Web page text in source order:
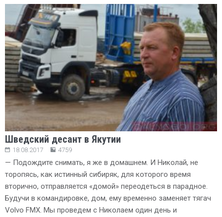
Шведский десант в Якутии
18.08.2017 4759
— Подождите снимать, я же в домашнем. И Николай, не
торопясь, как истинный сибиряк, для которого время
вторично, отправляется «домой» переодеться в парадное.
Будучи в командировке, дом, ему временно заменяет тягач
Volvo FMX. Мы проведем с Николаем один день и